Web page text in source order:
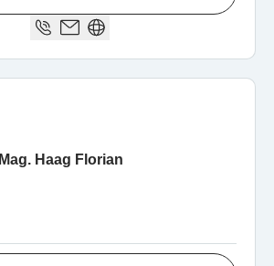
Mag. Haag Florian